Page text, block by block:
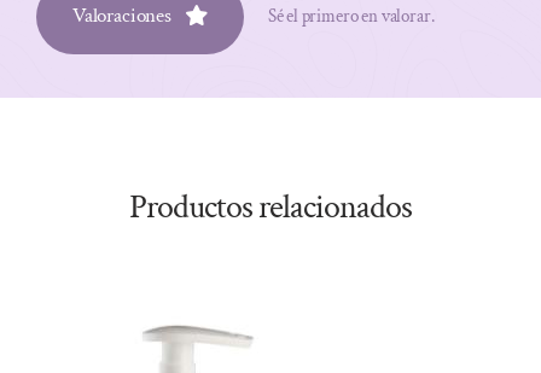
Valoraciones Sé el primero en valorar.
Productos relacionados